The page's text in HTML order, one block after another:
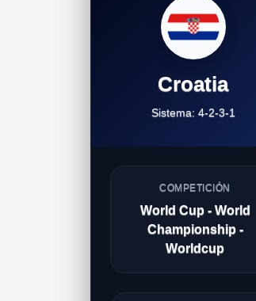
Croatia
Sistema: 4-2-3-1
COMPETICIÓN
World Cup - World
Championship -
Worldcup